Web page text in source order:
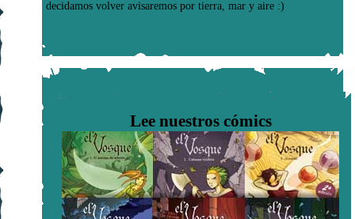
decidamos volver avisaremos por tierra, mar y aire :)
Lee nuestros cómics